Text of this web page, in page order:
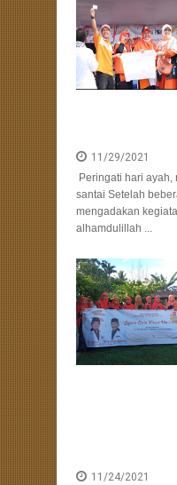
11/29/2021
Peringati hari ayah,
santai Setelah
mengadakan
alhamdulillah ...
11/24/2021